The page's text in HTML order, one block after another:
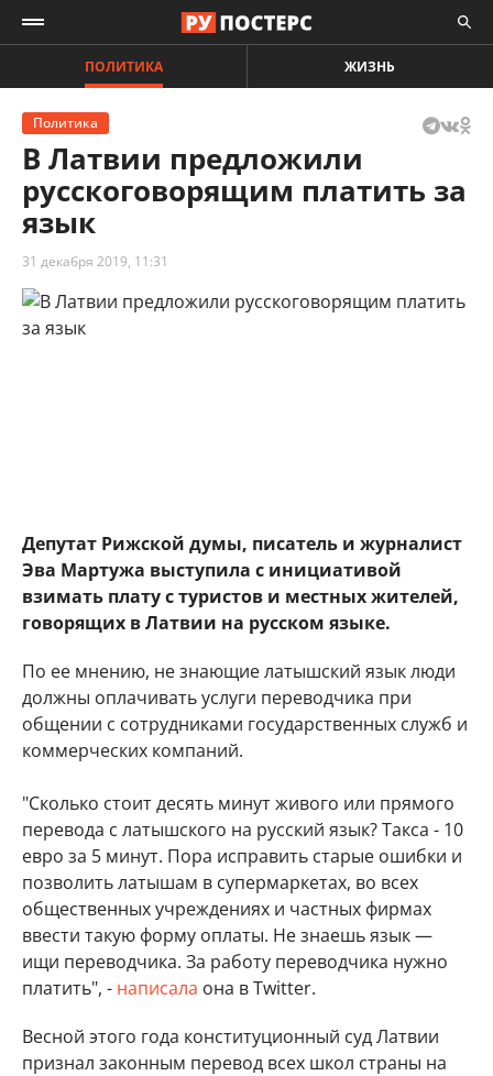
ПОЛИТИКА ЖИЗНЬ
Политика
В Латвии предложили
русскоговорящим платить за
язык
31 декабря 2019, 11:31
Депутат Рижской думы, писатель и журналист
Эва Мартужа выступила с инициативой
взимать плату с туристов и местных жителей,
говорящих в Латвии на русском языке.
По ее мнению, не знающие латышский язык люди
должны оплачивать услуги переводчика при
общении с сотрудниками государственных служб и
коммерческих компаний.
"Сколько стоит десять минут живого или прямого
перевода с латышского на русский язык? Такса - 10
евро за 5 минут. Пора исправить старые ошибки и
позволить латышам в супермаркетах, во всех
общественных учреждениях и частных фирмах
ввести такую форму оплаты. Не знаешь язык —
ищи переводчика. За работу переводчика нужно
платить", - написала она в Twitter.
Весной этого года конституционный суд Латвии
признал законным перевод всех школ страны на